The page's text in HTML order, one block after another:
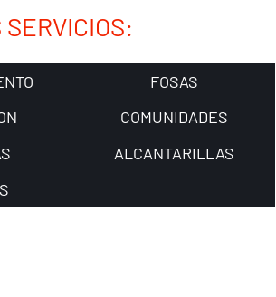
FOSAS
COMUNIDADES
ALCANTARILLAS